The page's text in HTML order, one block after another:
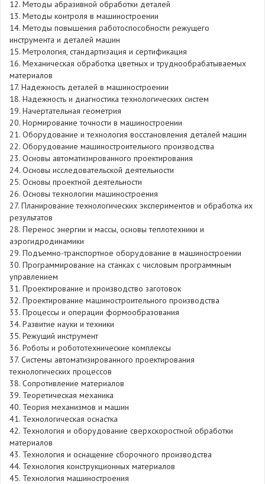
12. Методы абразивной обработки деталей
13. Методы контроля в машиностроении
14. Методы повышения работоспособности режущего
инструмента и деталей машин
15. Метрология, стандартизация и сертификация
16. Механическая обработка цветных и труднообрабатываемых
материалов
17. Надежность деталей в машиностроении
18. Надежность и диагностика технологических систем
19. Начертательная геометрия
20. Нормирование точности в машиностроении
21. Оборудование и технология восстановления деталей машин
22. Оборудование машиностроительного производства
23. Основы автоматизированного проектирования
24. Основы исследовательской деятельности
25. Основы проектной деятельности
26. Основы технологии машиностроения
27. Планирование технологических экспериментов и обработка их
результатов
28. Перенос энергии и массы, основы теплотехники и
аэрогидродинамики
29. Подъемно-транспортное оборудование в машиностроении
30. Программирование на станках с числовым программным
управлением
31. Проектирование и производство заготовок
32. Проектирование машиностроительного производства
33. Процессы и операции формообразования
34. Развитие науки и техники
35. Режущий инструмент
36. Роботы и робототехнические комплексы
37. Системы автоматизированного проектирования
технологических процессов
38. Сопротивление материалов
39. Теоретическая механика
40. Теория механизмов и машин
41. Технологическая оснастка
42. Технология и оборудование сверхскоростной обработки
материалов
43. Технология и оснащение сборочного производства
44. Технология конструкционных материалов
45. Технология машиностроения